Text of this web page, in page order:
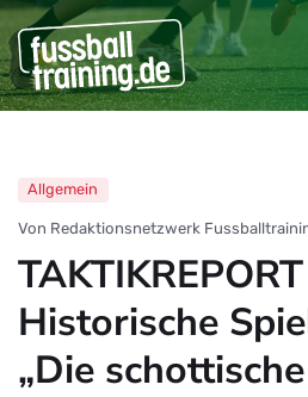
Allgemein
Von Redaktionsnetzwerk
Historische
„Die